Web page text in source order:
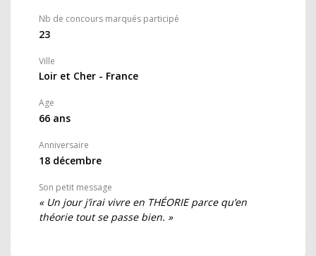
Nb de concours marqués participé
23
Ville
Loir et Cher - France
Age
66 ans
Anniversaire
18 décembre
Son petit message
« Un jour j’irai vivre en THÉORIE parce qu’en
théorie tout se passe bien. »